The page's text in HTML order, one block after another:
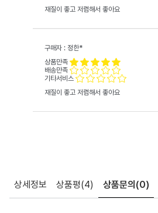
재질이 좋고 저렴해서 좋아요
구매자 : 정한*
상품만족
배송만족
기타서비스
재질이 좋고 저렴해서 좋아요
상세정보 상품평(4) 상품문의 (0)